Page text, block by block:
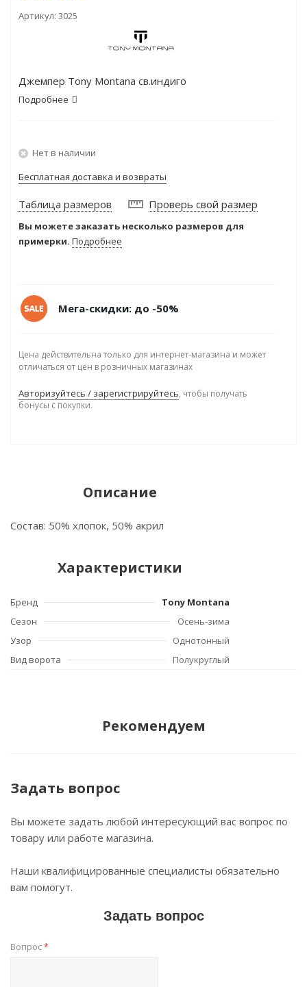
Артикул: 3025
Джемпер Tony Montana св.индиго
Подробнее
Нет в наличии
Бесплатная доставка и возвраты
Таблица размеров Проверь свой размер
Вы можете заказать несколько размеров для
примерки. Подробнее
Мега-скидки: до -50%
Цена действительна только для интернет-магазина и может
отличаться от цен в розничных магазинах
Авторизуйтесь / зарегистрируйтесь, чтобы получать
бонусы с покупки.
Описание
Состав: 50% хлопок, 50% акрил
Характеристики
Бренд
Tony Montana
Сезон
Осень-зима
Узор
Однотонный
Вид ворота
Полукруглый
Рекомендуем
Задать вопрос
Вы можете задать любой интересующий вас вопрос по
товару или работе магазина.
Наши квалифицированные специалисты обязательно
вам помогут.
Задать вопрос
Вопрос*